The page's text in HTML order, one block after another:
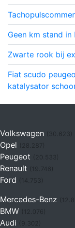
Tachopuls
Geen km stand in
Zwarte rook bij
Fiat scudo
katalysator
Volkswagen (30.623)
Opel
Peugeot
Renault (19.746)
Ford (14.753)
Mercedes-Benz
BMW (12.076)
Audi